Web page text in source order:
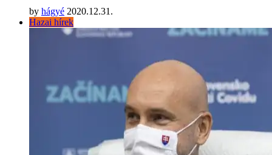
by hágyé 2020.12.31.
Hazai hírek